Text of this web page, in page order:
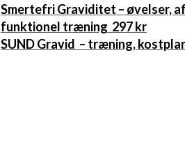
Smertefri Graviditet – øvelser,
funktionel træning 297 kr
SUND Gravid – træning,